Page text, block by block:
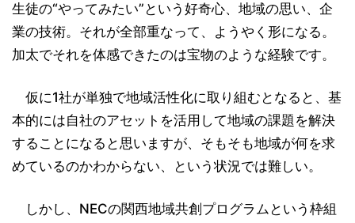
生徒の“やってみたい”という好奇心、地域の思い、企
業の技術。それが全部重なって、ようやく形になる。
加太でそれを体感できたのは宝物のような経験です。
仮に1社が単独で地域活性化に取り組むとなると、基
本的には自社のアセットを活用して地域の課題を解決
することになると思いますが、そもそも地域が何を求
めているのかわからない、という状況では難しい。
しかし、NECの関西地域共創プログラムという枠組